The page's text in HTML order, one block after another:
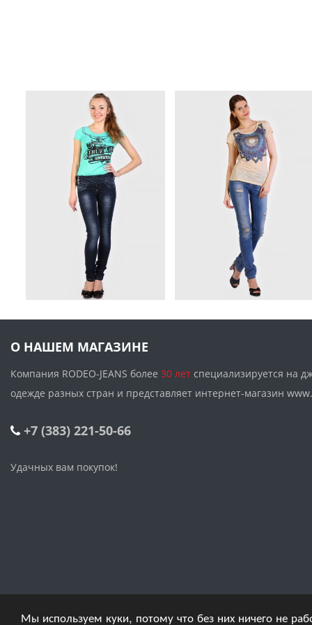
Мы используем куки, потому что без них ничего не
О НАШЕМ МАГАЗИНЕ
Компания RODEO-JEANS более 30 лет специализируется на
одежде разных стран и представляет интернет-магазин
+7 (383) 221-50-66
Удачных вам покупок!